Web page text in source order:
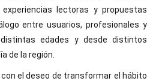
lectoras y propuestas
entre usuarios, profesionales y
edades y desde distintos
de la región.
el deseo de transformar el hábito